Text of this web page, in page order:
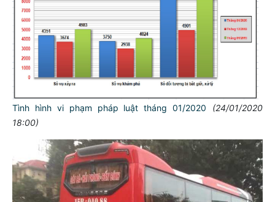
Tình hình vi phạm pháp luật tháng 01/2020
(24/01/2020
18:00)